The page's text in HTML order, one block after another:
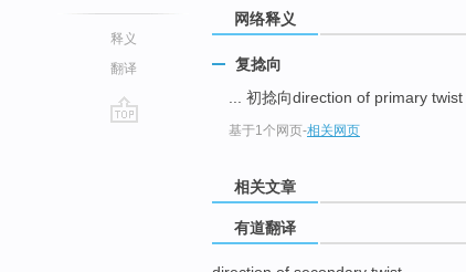
释义
翻译
网络释义
复捻向
... 初捻向direction of primary twist
基于1个网页-相关网页
相关文章
有道翻译